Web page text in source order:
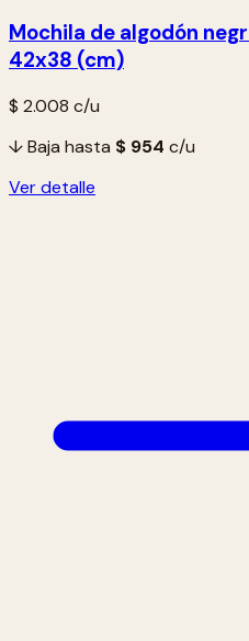
Mochila de algodón
42x38 (cm)
$ 2.008 c/u
↓ Baja hasta $ 954 c/u
Ver detalle